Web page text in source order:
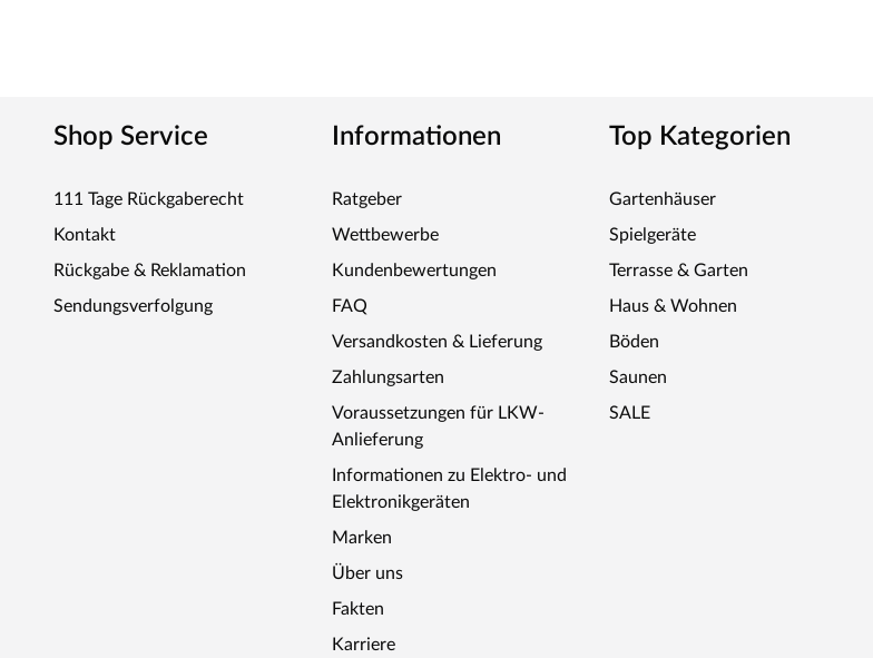
Shop Service
111 Tage Rückgaberecht
Kontakt
Rückgabe & Reklamation
Sendungsverfolgung
Informationen
Ratgeber
Wettbewerbe
Kundenbewertungen
FAQ
Versandkosten & Lieferung
Zahlungsarten
Voraussetzungen für LKW-
Anlieferung
Informationen zu Elektro- und
Elektronikgeräten
Marken
Über uns
Fakten
Karriere
Top Kategorien
Gartenhäuser
Spielgeräte
Terrasse & Garten
Haus & Wohnen
Böden
Saunen
SALE